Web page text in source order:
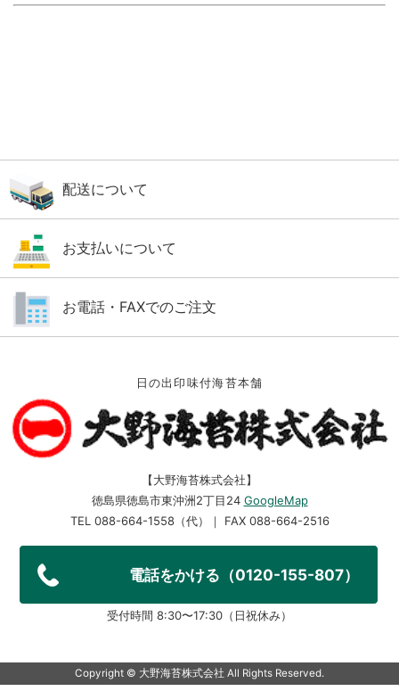
配送について
お支払いについて
お電話・FAXでのご注文
日の出印味付海苔本舗
【大野海苔株式会社】
徳島県徳島市東沖洲2丁目24 GoogleMap
TEL 088-664-1558（代）｜ FAX 088-664-2516
電話をかける（0120-155-807）
受付時間 8:30〜17:30（日祝休み）
Copyright ©︎ 大野海苔株式会社 All Rights Reserved.